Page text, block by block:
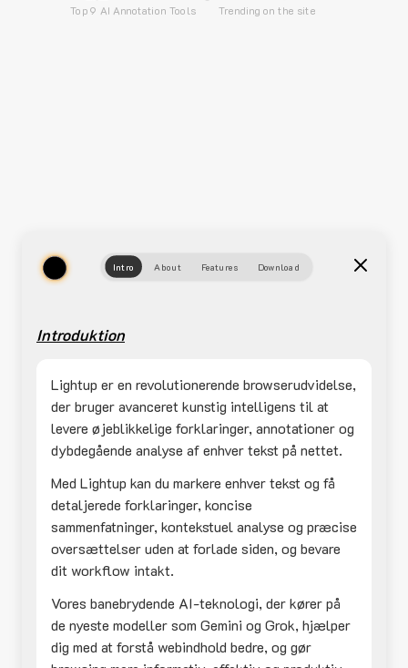
Top 9 AI Annotation Tools Trending on the site
Intro About Features Download
Introduktion
Lightup er en revolutionerende browserudvidelse,
der bruger avanceret kunstig intelligens til at
levere øjeblikkelige forklaringer, annotationer og
dybdegående analyse af enhver tekst på nettet.
Med Lightup kan du markere enhver tekst og få
detaljerede forklaringer, koncise
sammenfatninger, kontekstuel analyse og præcise
oversættelser uden at forlade siden, og bevare
dit workflow intakt.
Vores banebrydende AI-teknologi, der kører på
de nyeste modeller som Gemini og Grok, hjælper
dig med at forstå webindhold bedre, og gør